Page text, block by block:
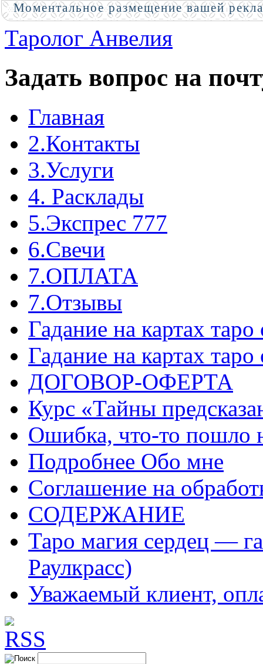
Таролог Анвелия
Задать вопрос на
Главная
2.Контакты
3.Услуги
4. Расклады
5.Экспрес 777
6.Свечи
7.ОПЛАТА
7.Отзывы
Гадание на картах
Гадание на картах
ДОГОВОР-ОФЕРТА
Курс «Тайны
Ошибка, что-то пошло
Подробнее Обо мне
Соглашение на
СОДЕРЖАНИЕ
Таро магия сердец —
Раулкрасс)
Уважаемый клиент,
Моментальное размещение вашей